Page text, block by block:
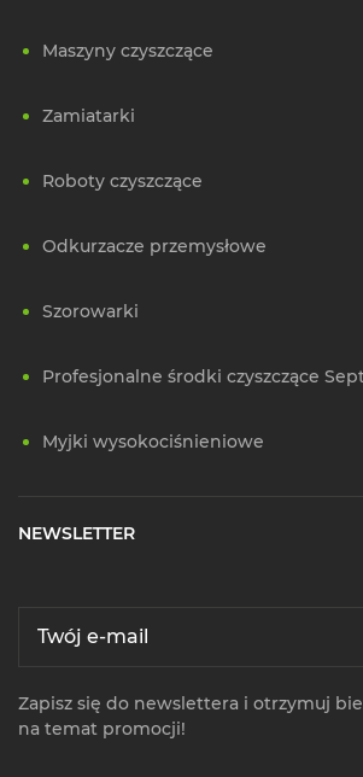
Maszyny czyszczące
Zamiatarki
Roboty czyszczące
Odkurzacze przemysłowe
Szorowarki
Profesjonalne środki czyszczące
Myjki wysokociśnieniowe
NEWSLETTER
Zapisz się do newslettera i otrzymuj
na temat promocji!